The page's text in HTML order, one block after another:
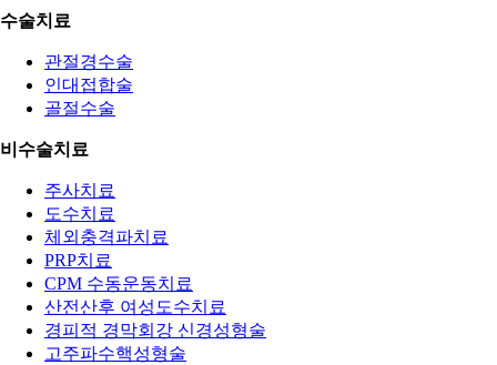
수술치료
관절경수술
인대접합술
골절수술
비수술치료
주사치료
도수치료
체외충격파치료
PRP치료
CPM 수동운동치료
산전산후 여성도수치료
경피적 경막회강 신경성형술
고주파수핵성형술